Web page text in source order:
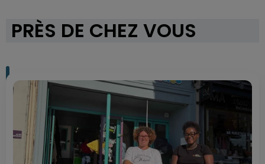
PRÈS DE CHEZ VOUS